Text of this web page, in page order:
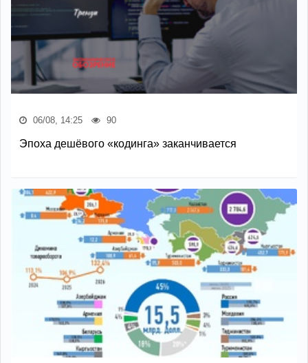
06/08, 14:25 90
Эпоха дешёвого «кодинга» заканчивается